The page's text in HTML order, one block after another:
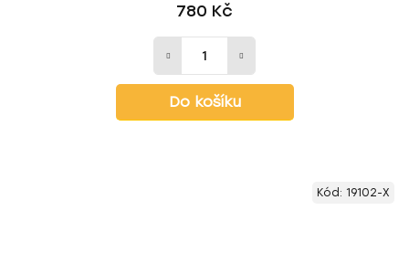
780 Kč
Do košíku
Kód: 19102-X